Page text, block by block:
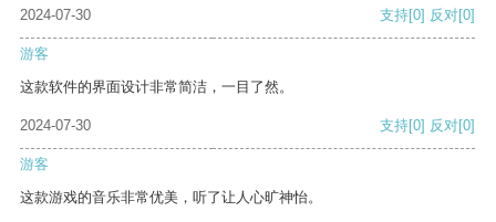
2024-07-30 支持[0] 反对[0]
游客
这款软件的界面设计非常简洁，一目了然。
2024-07-30 支持[0] 反对[0]
游客
这款游戏的音乐非常优美，听了让人心旷神怡。